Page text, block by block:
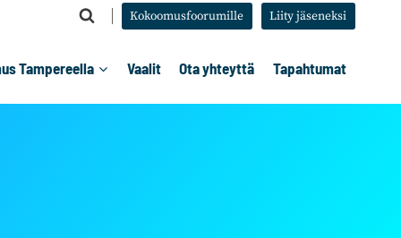
Kokoomusfoorumille Liity jäseneksi
Tampereella Vaalit Ota yhteyttä Tapahtumat